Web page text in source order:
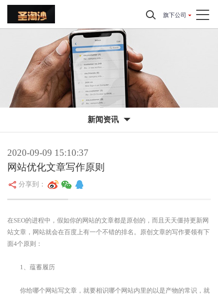
旗下公司
新闻资讯
2020-09-09 15:10:37
网站优化文章写作原则
分享到：
在SEO的进程中，假如你的网站的文章都是原创的，而且天天僵持更新网
站文章，网站就会在百度上有一个不错的排名。原创文章的写作要领有下
面4个原则：
1、蕴蓄履历
你给哪个网站写文章，就要相识哪个网站内里的以是产物的常识，就